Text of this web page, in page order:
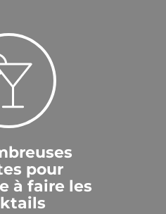
pour
à faire les